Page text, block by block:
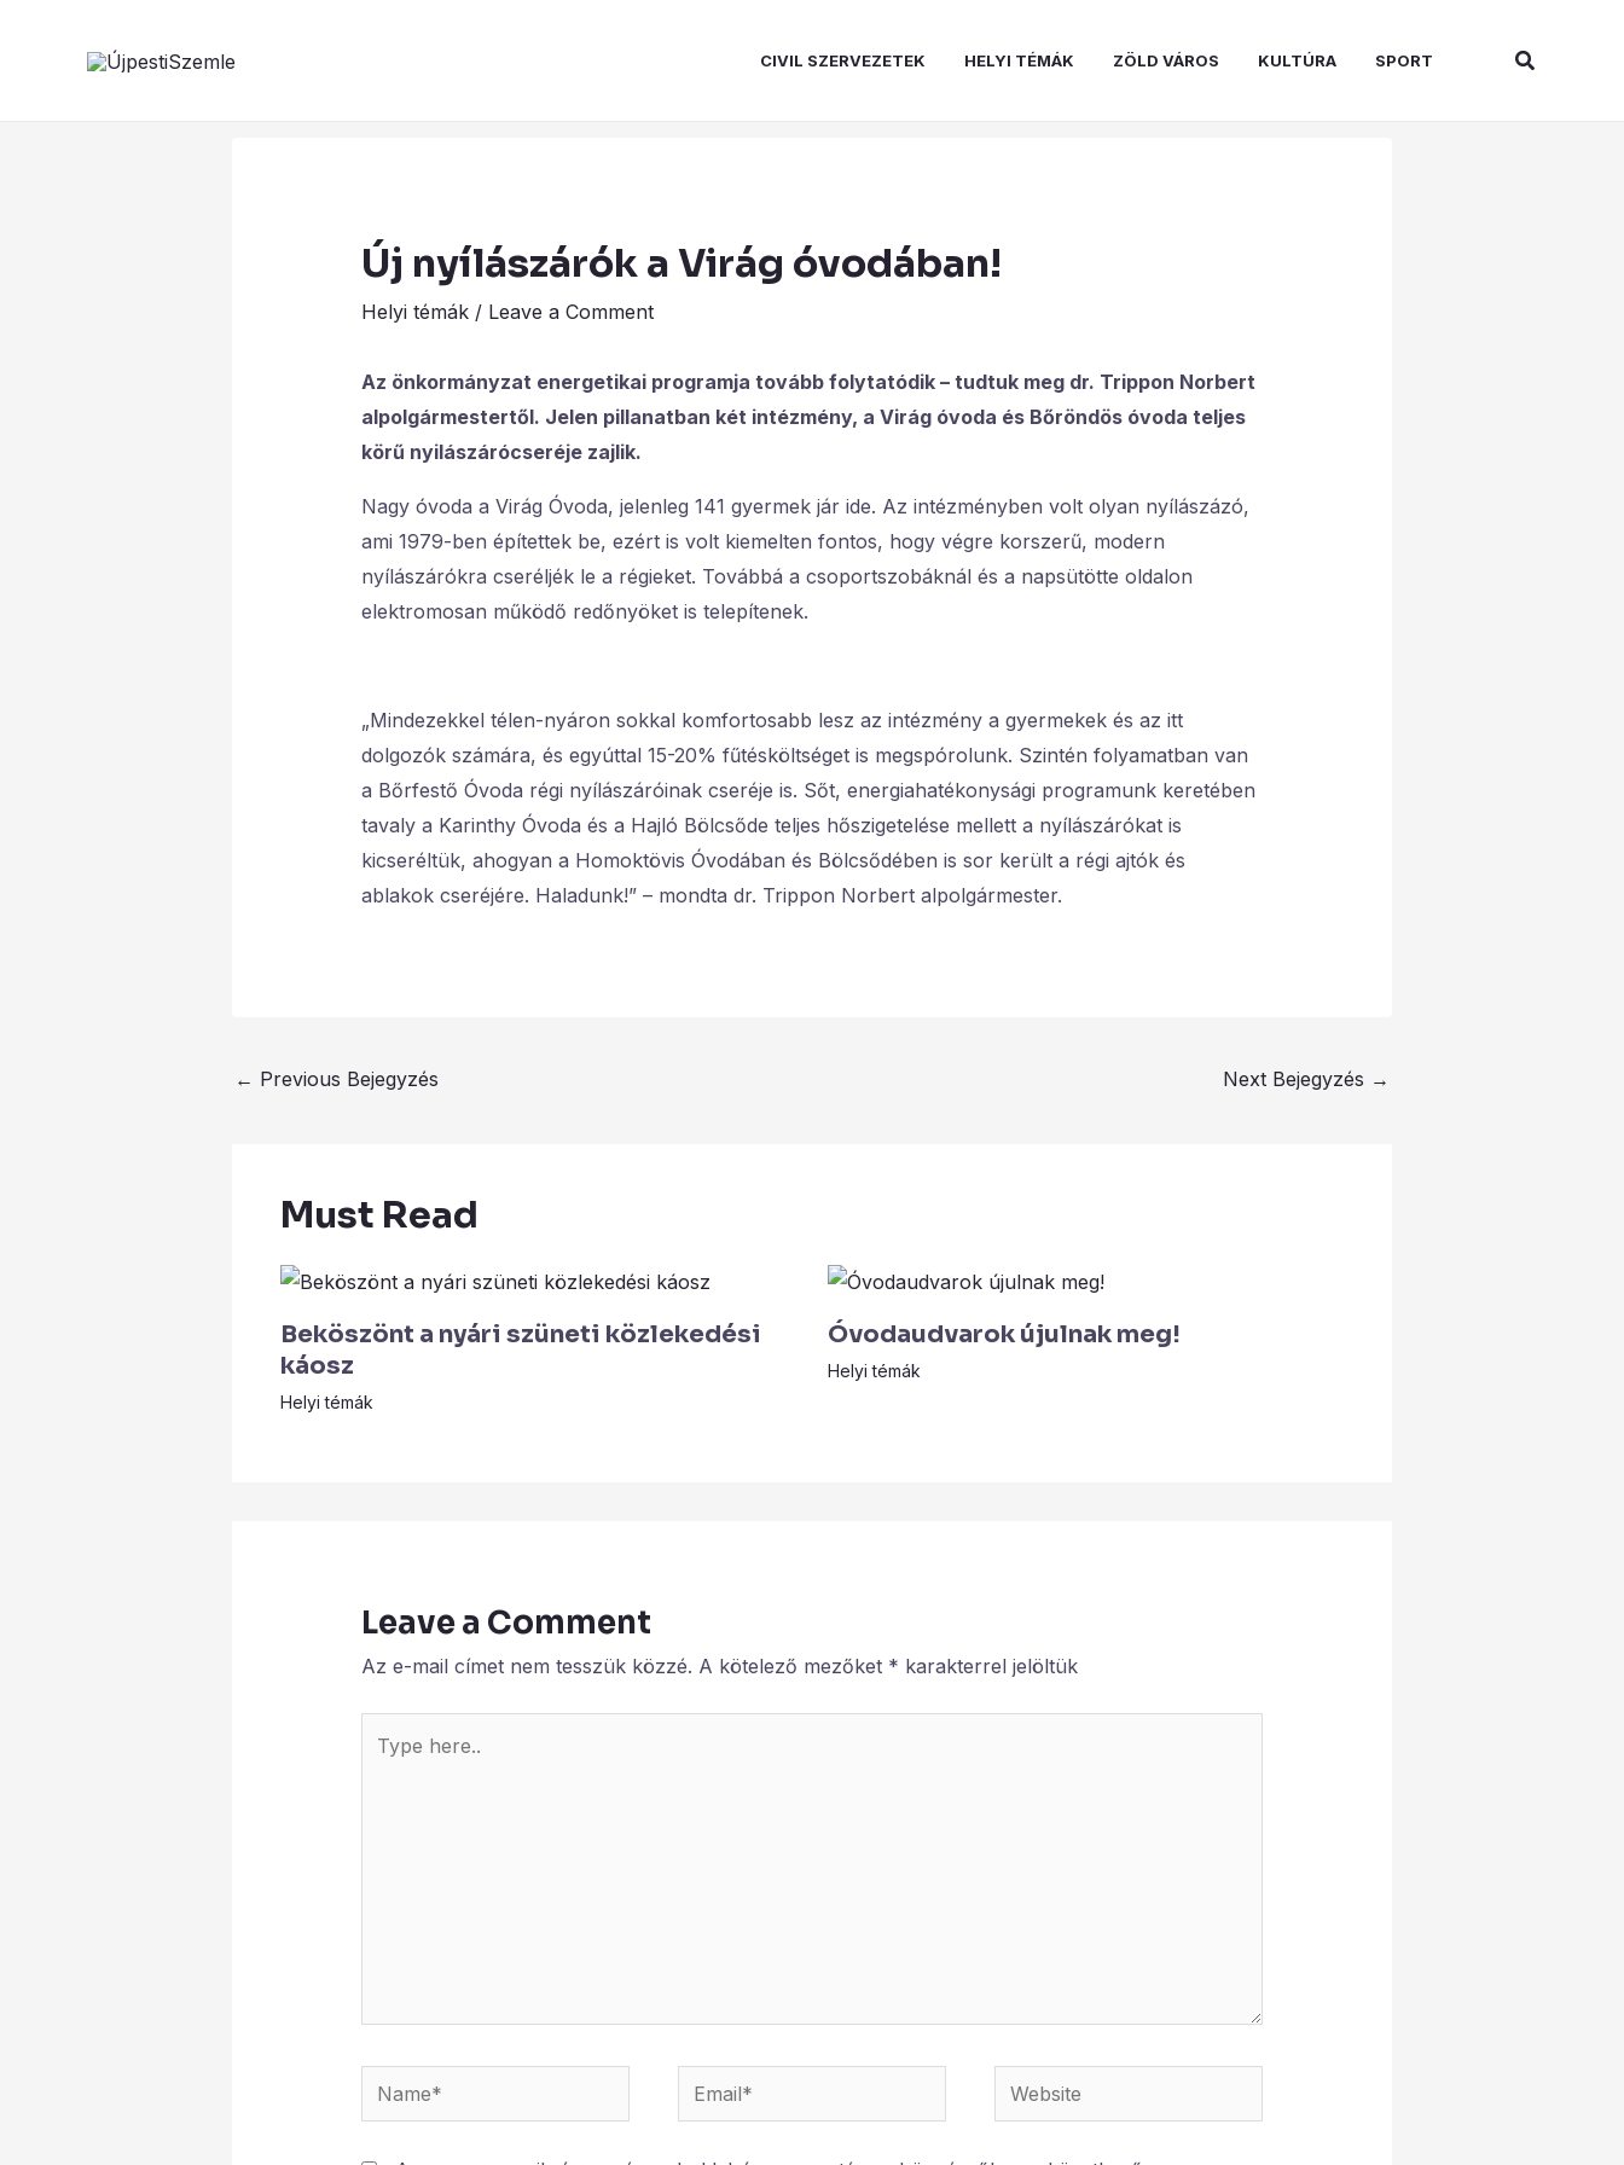
CIVIL SZERVEZETEK HELYI TÉMÁK ZÖLD VÁROS KULTÚRA SPORT Search
Új nyílászárók a Virág óvodában!
Helyi témák/ Leave a Comment
Az önkormányzat energetikai programja tovább folytatódik – tudtuk meg dr. Trippon Norbert
alpolgármestertől. Jelen pillanatban két intézmény, a Virág óvoda és Bőröndös óvoda teljes
körű nyilászárócseréje zajlik.
Nagy óvoda a Virág Óvoda, jelenleg 141 gyermek jár ide. Az intézményben volt olyan nyílászázó,
ami 1979-ben építettek be, ezért is volt kiemelten fontos, hogy végre korszerű, modern
nyílászárókra cseréljék le a régieket. Továbbá a csoportszobáknál és a napsütötte oldalon
elektromosan működő redőnyöket is telepítenek.
„Mindezekkel télen-nyáron sokkal komfortosabb lesz az intézmény a gyermekek és az itt
dolgozók számára, és egyúttal 15-20% fűtésköltséget is megspórolunk. Szintén folyamatban van
a Bőrfestő Óvoda régi nyílászáróinak cseréje is. Sőt, energiahatékonysági programunk keretében
tavaly a Karinthy Óvoda és a Hajló Bölcsőde teljes hőszigetelése mellett a nyílászárókat is
kicseréltük, ahogyan a Homoktövis Óvodában és Bölcsődében is sor került a régi ajtók és
ablakok cseréjére. Haladunk!” – mondta dr. Trippon Norbert alpolgármester.
← Previous Bejegyzés Next Bejegyzés →
Must Read
Beköszönt a nyári szüneti közlekedési
káosz
Helyi témák
Óvodaudvarok újulnak meg!
Helyi témák
Leave a Comment
Az e-mail címet nem tesszük közzé. A kötelező mezőket * karakterrel jelöltük
here..
Name* Email* Website